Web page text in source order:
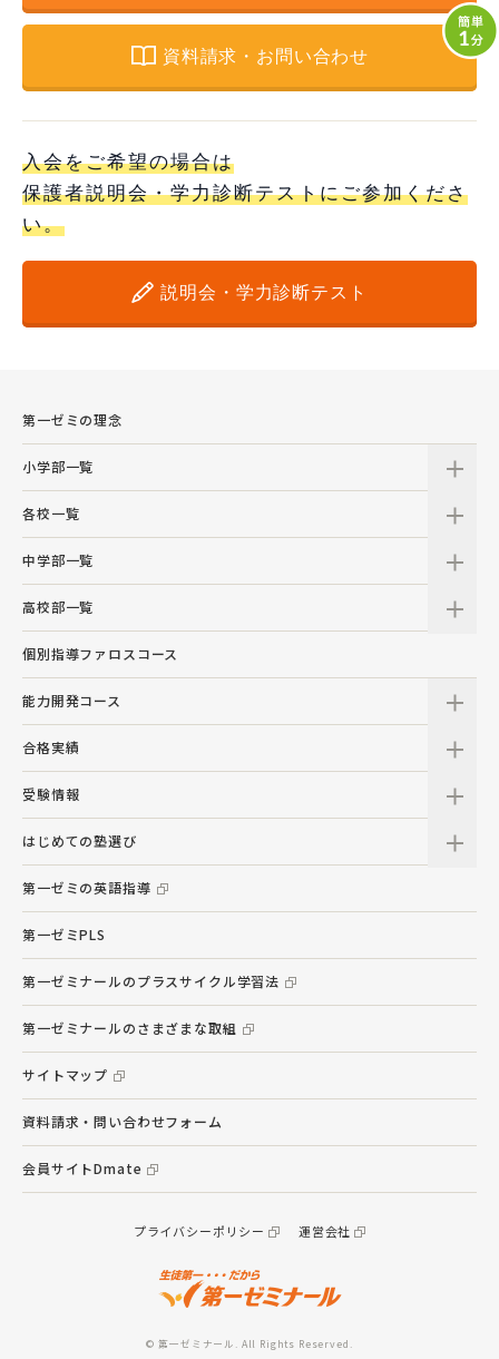
資料請求・お問い合わせ
入会をご希望の場合は
保護者説明会・学力診断テストにご参加くださ
い。
説明会・学力診断テスト
第一ゼミの理念
小学部一覧
各校一覧
中学部一覧
高校部一覧
個別指導ファロスコース
能力開発コース
合格実績
受験情報
はじめての塾選び
第一ゼミの英語指導
第一ゼミPLS
第一ゼミナールのプラスサイクル学習法
第一ゼミナールのさまざまな取組
サイトマップ
資料請求・問い合わせフォーム
会員サイトDmate
プライバシーポリシー 運営会社
© 第一ゼミナール. All Rights Reserved.